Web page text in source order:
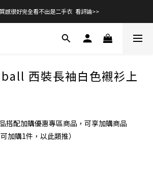
質感很好完全看不出是二手衣  看評論>>
西裝長袖白色襯衫上
搭配加購優惠專區商品，可享加購商品
加購1件，以此類推）